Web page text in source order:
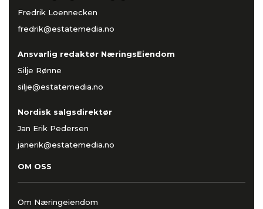
Fredrik Loennecken
fredrik@estatemedia.no
Ansvarlig redaktør NæringsEiendom
Silje Rønne
silje@estatemedia.no
Nordisk salgsdirektør
Jan Erik Pedersen
janerik@estatemedia.no
OM OSS
Om Næringeiendom